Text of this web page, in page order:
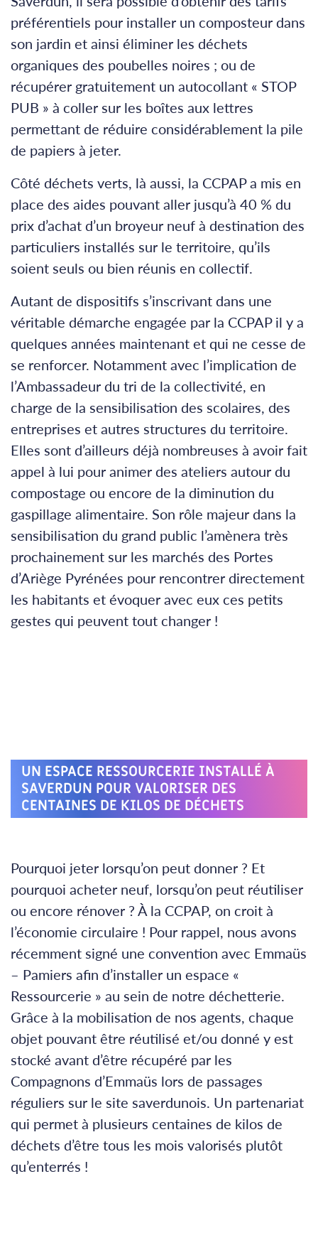
préférentiels pour installer un composteur dans
son jardin et ainsi éliminer les déchets
organiques des poubelles noires ; ou de
récupérer gratuitement un autocollant « STOP
PUB » à coller sur les boîtes aux lettres
permettant de réduire considérablement la pile
de papiers à jeter.
Côté déchets verts, là aussi, la CCPAP a mis en
place des aides pouvant aller jusqu’à 40 % du
prix d’achat d’un broyeur neuf à destination des
particuliers installés sur le territoire, qu’ils
soient seuls ou bien réunis en collectif.
Autant de dispositifs s’inscrivant dans une
véritable démarche engagée par la CCPAP il y a
quelques années maintenant et qui ne cesse de
se renforcer. Notamment avec l’implication de
l’Ambassadeur du tri de la collectivité, en
charge de la sensibilisation des scolaires, des
entreprises et autres structures du territoire.
Elles sont d’ailleurs déjà nombreuses à avoir fait
appel à lui pour animer des ateliers autour du
compostage ou encore de la diminution du
gaspillage alimentaire. Son rôle majeur dans la
sensibilisation du grand public l’amènera très
prochainement sur les marchés des Portes
d’Ariège Pyrénées pour rencontrer directement
les habitants et évoquer avec eux ces petits
gestes qui peuvent tout changer !
UN ESPACE RESSOURCERIE INSTALLÉ À
SAVERDUN POUR VALORISER DES
CENTAINES DE KILOS DE DÉCHETS
Pourquoi jeter lorsqu’on peut donner ? Et
pourquoi acheter neuf, lorsqu’on peut réutiliser
ou encore rénover ? À la CCPAP, on croit à
l’économie circulaire ! Pour rappel, nous avons
récemment signé une convention avec Emmaüs
– Pamiers afin d’installer un espace «
Ressourcerie » au sein de notre déchetterie.
Grâce à la mobilisation de nos agents, chaque
objet pouvant être réutilisé et/ou donné y est
stocké avant d’être récupéré par les
Compagnons d’Emmaüs lors de passages
réguliers sur le site saverdunois. Un partenariat
qui permet à plusieurs centaines de kilos de
déchets d’être tous les mois valorisés plutôt
qu’enterrés !